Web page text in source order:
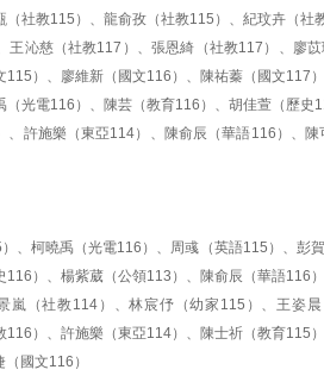
（社教115）、龍俞孜（社教115）、紀玟卉（社
王沁慈（社教117）、張恩綺（社教117）、廖
）、廖維新（國文116）、陳祐蓁（國文117
（光電116）、陳芸（教育116）、胡佳萱（歷
許施樂（東亞114）、陳俞辰（華語116）、
、柯曉禹（光電116）、周彧（英語115）、彭
）、楊紫葳（公領113）、陳俞辰（華語116
嵐（社教114）、林宸伃（幼家115）、王姿
）、許施樂（東亞114）、陳士祈（教育115
國文116）